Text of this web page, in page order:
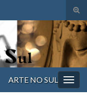
de
ARTE NO SUL